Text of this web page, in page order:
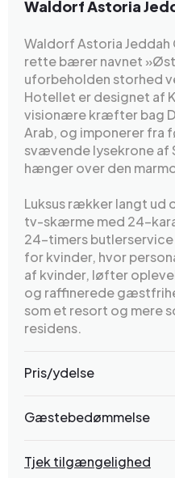
Waldorf Astoria
Waldorf Astoria Jeddah
rette bærer navnet
uforbeholden storhed
Hotellet er designet af
visionære kræfter bag
Arab, og imponerer fra
svævende lysekrone af
hænger over den
Luksus rækker langt ud
tv-skærme med 24-
24-timers
for kvinder, hvor
af kvinder, løfter
og raffinerede
som et resort og mere
residens.
Pris/ydelse
Gæstebedømmelse
Tjek tilgængelighed